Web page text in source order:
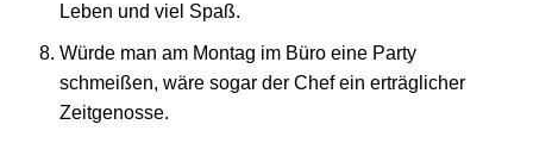
Leben und viel Spaß.
Würde man am Montag im Büro eine Party
schmeißen, wäre sogar der Chef ein erträglicher
Zeitgenosse.